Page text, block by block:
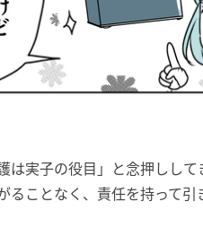
は実子の役目」と念押しして
ることなく、責任を持って引